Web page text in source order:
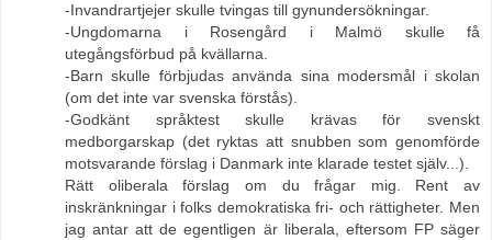
-Invandrartjejer skulle tvingas till gynundersökningar.
-Ungdomarna i Rosengård i Malmö skulle få
utegångsförbud på kvällarna.
-Barn skulle förbjudas använda sina modersmål i skolan
(om det inte var svenska förstås).
-Godkänt språktest skulle krävas för svenskt
medborgarskap (det ryktas att snubben som genomförde
motsvarande förslag i Danmark inte klarade testet själv...).
Rätt oliberala förslag om du frågar mig. Rent av
inskränkningar i folks demokratiska fri- och rättigheter. Men
jag antar att de egentligen är liberala, eftersom FP säger